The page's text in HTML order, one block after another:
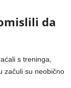
da
s treninga,
začuli su neobično